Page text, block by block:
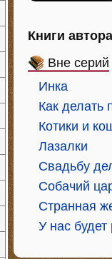
Книги
Вне серий
Инка
Как делать
Котики и
Лазалки
Свадьбу
Собачий
Странная
У нас будет